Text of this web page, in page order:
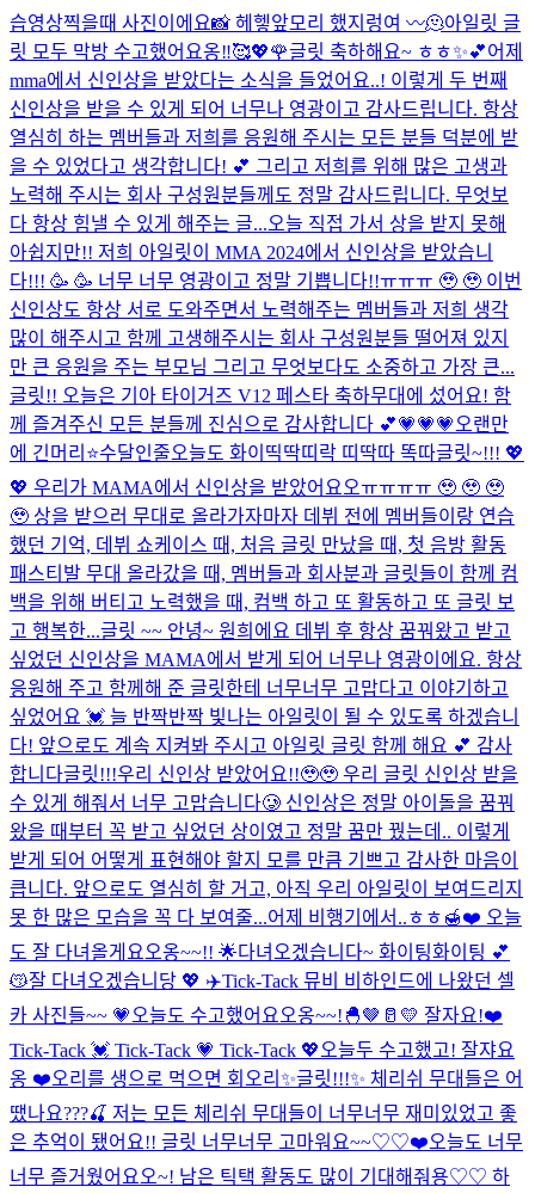
습영상찍을때 사진이에요📸 헤헿앞모리 했지렁여 〰️🫠아일릿 글
릿 모두 막방 수고했어요옹‼︎🥰💖🌹글릿 축하해요~ ㅎㅎ✨💕어제
mma에서 신인상을 받았다는 소식을 들었어요..! 이렇게 두 번째
신인상을 받을 수 있게 되어 너무나 영광이고 감사드립니다. 항상
열심히 하는 멤버들과 저희를 응원해 주시는 모든 분들 덕분에 받
을 수 있었다고 생각합니다! 💕 그리고 저희를 위해 많은 고생과
노력해 주시는 회사 구성원분들께도 정말 감사드립니다. 무엇보
다 항상 힘낼 수 있게 해주는 글...오늘 직접 가서 상을 받지 못해
아쉽지만!! 저희 아일릿이 MMA 2024에서 신인상을 받았습니
다!!! 🥳 🥳 너무 너무 영광이고 정말 기쁩니다!!ㅠㅠㅠ 🥹 🥹 이번
신인상도 항상 서로 도와주면서 노력해주는 멤버들과 저희 생각
많이 해주시고 함께 고생해주시는 회사 구성원분들 떨어져 있지
만 큰 응원을 주는 부모님 그리고 무엇보다도 소중하고 가장 큰...
글릿!! 오늘은 기아 타이거즈 V12 페스타 축하무대에 섰어요! 함
께 즐겨주신 모든 분들께 진심으로 감사합니다 💕💗💗💗 오랜만
에 긴머리⭐수달인줄오늘도 화이띡딱띠락 띠딱따 똑따글릿~!!! 💖
💖 우리가 MAMA에서 신인상을 받았어요오ㅠㅠㅠㅠ 🥹 🥹 🥹
🥹 상을 받으러 무대로 올라가자마자 데뷔 전에 멤버들이랑 연습
했던 기억, 데뷔 쇼케이스 때, 처음 글릿 만났을 때, 첫 음방 활동
패스티발 무대 올라갔을 때, 멤버들과 회사분과 글릿들이 함께 컴
백을 위해 버티고 노력했을 때, 컴백 하고 또 활동하고 또 글릿 보
고 행복한...글릿 ~~ 안녕~ 원희에요 데뷔 후 항상 꿈꿔왔고 받고
싶었던 신인상을 MAMA에서 받게 되어 너무나 영광이에요. 항상
응원해 주고 함께해 준 글릿한테 너무너무 고맙다고 이야기하고
싶었어요 💓 늘 반짝반짝 빛나는 아일릿이 될 수 있도록 하겠습니
다! 앞으로도 계속 지켜봐 주시고 아일릿 글릿 함께 해요 💕 감사
합니다글릿!!!우리 신인상 받았어요!!🥹🥹 우리 글릿 신인상 받을
수 있게 해줘서 너무 고맙습니다🥲 신인상은 정말 아이돌을 꿈꿔
왔을 때부터 꼭 받고 싶었던 상이였고 정말 꿈만 꿨는데.. 이렇게
받게 되어 어떻게 표현해야 할지 모를 만큼 기쁘고 감사한 마음이
큽니다. 앞으로도 열심히 할 거고, 아직 우리 아일릿이 보여드리지
못 한 많은 모습을 꼭 다 보여줄...어제 비행기에서..ㅎㅎ🍯❤️ 오늘
도 잘 다녀올게요오옹~~!! 🌟다녀오겠습니다~ 화이팅화이팅 💕
😽잘 다녀오겠습니당 💖 ✈️Tick-Tack 뮤비 비하인드에 나왔던 셀
카 사진들~~ 💗 오늘도 수고했어요오옹~~!🐣🤎🥛💛 잘자요!❤️
Tick-Tack 💓 Tick-Tack 💗 Tick-Tack 💖 오늘두 수고했고! 잘쟈요
옹 ❤️오리를 생으로 먹으면 회오리 ✨글릿!!!✨ 체리쉬 무대들은 어
땠나요???🍒 저는 모든 체리쉬 무대들이 너무너무 재미있었고 좋
은 추억이 됐어요!! 글릿 너무너무 고마워요~~♡♡❤️오늘도 너무
너무 즐거웠어요오~! 남은 틱택 활동도 많이 기대해줘용♡♡ 하